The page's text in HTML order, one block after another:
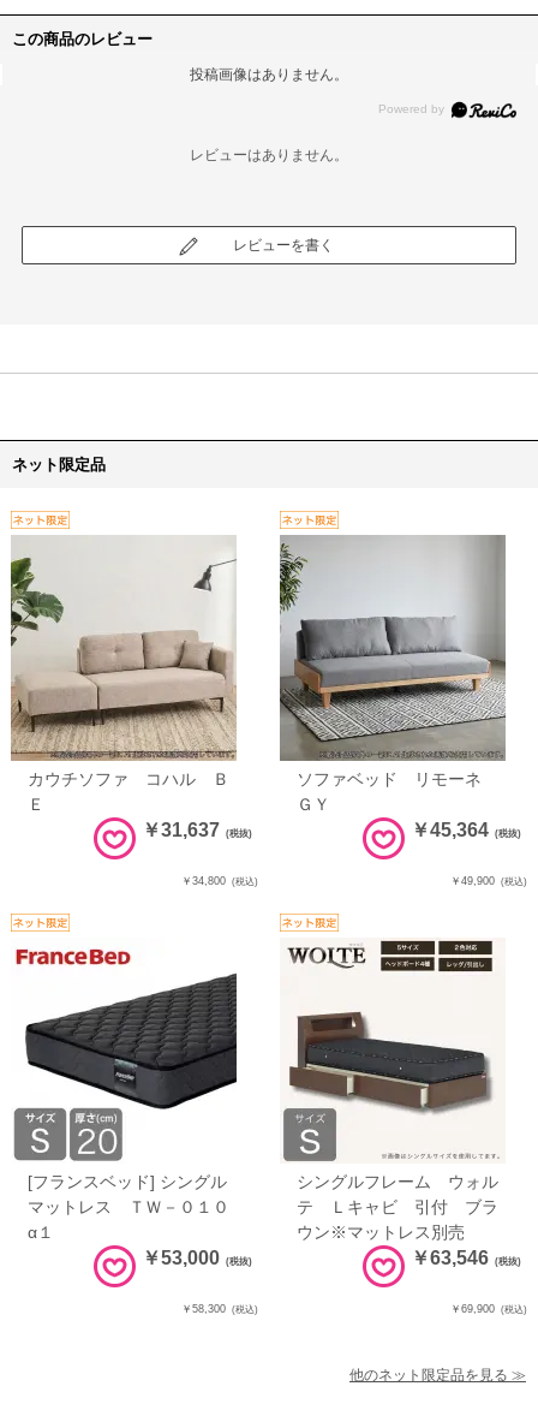
この商品のレビュー
投稿画像はありません。
レビューはありません。
レビューを書く
ネット限定品
カウチソファ コハル Ｂ
Ｅ
￥31,637 (税抜)
￥34,800 (税込)
ソファベッド リモーネ
ＧＹ
￥45,364 (税抜)
￥49,900 (税込)
[フランスベッド] シングル
マットレス ＴＷ－０１０
α１
￥53,000 (税抜)
￥58,300 (税込)
シングルフレーム ウォル
テ Ｌキャビ 引付 ブラ
ウン※マットレス別売
￥63,546 (税抜)
￥69,900 (税込)
他のネット限定品を見る ≫